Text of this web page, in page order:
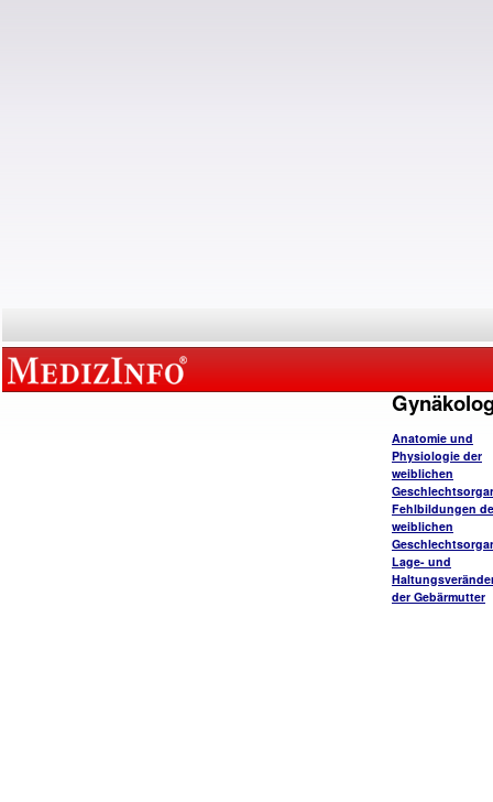
Anatomie und
Physiologie der
weiblichen
Fehlbildungen
weiblichen
Lage- und
der Gebärmutter